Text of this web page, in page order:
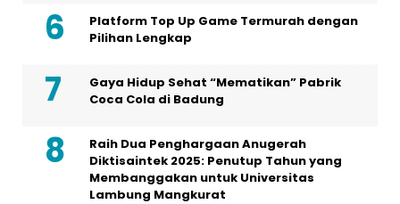
Platform Top Up Game Termurah dengan
Pilihan Lengkap
Gaya Hidup Sehat “Mematikan” Pabrik
Coca Cola di Badung
Raih Dua Penghargaan Anugerah
Diktisaintek 2025: Penutup Tahun yang
Membanggakan untuk Universitas
Lambung Mangkurat